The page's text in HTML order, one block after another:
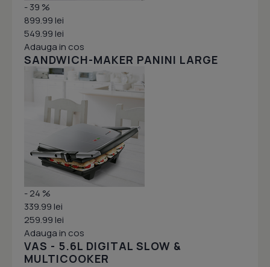
- 39 %
899.99 lei
549.99 lei
Adauga in cos
SANDWICH-MAKER PANINI LARGE
- 24 %
339.99 lei
259.99 lei
Adauga in cos
VAS - 5.6L DIGITAL SLOW &
MULTICOOKER